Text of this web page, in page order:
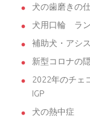
犬の歯磨きの
犬用口輪 ラ
補助犬・アシ
新型コロナの
2022年のチェ
IGP
犬の熱中症